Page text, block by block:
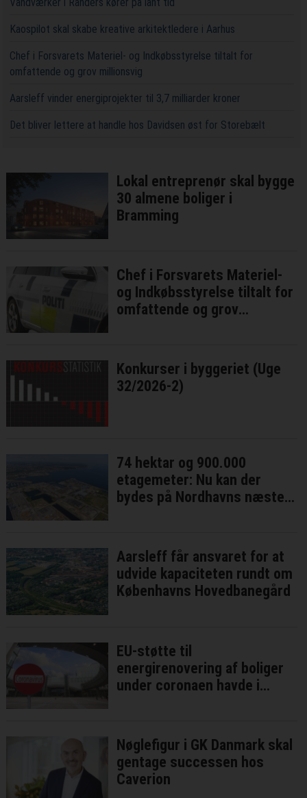
Kaospilot skal skabe kreative arkitektledere i Aarhus
Chef i Forsvarets Materiel- og Indkøbsstyrelse tiltalt for
omfattende og grov millionsvig
Aarsleff vinder energiprojekter til 3,7 milliarder kroner
Det bliver lettere at handle hos Davidsen øst for Storebælt
Lokal entreprenør skal bygge
30 almene boliger i
Bramming
Chef i Forsvarets Materiel-
og Indkøbsstyrelse tiltalt for
omfattende og grov
Konkurser i byggeriet (Uge
32/2026-2)
74 hektar og 900.000
etagemeter: Nu kan der
bydes på Nordhavns næste
Aarsleff får ansvaret for at
udvide kapaciteten rundt om
Københavns Hovedbanegård
EU-støtte til
energirenovering af boliger
under coronaen havde i
Nøglefigur i GK Danmark skal
gentage successen hos
Caverion